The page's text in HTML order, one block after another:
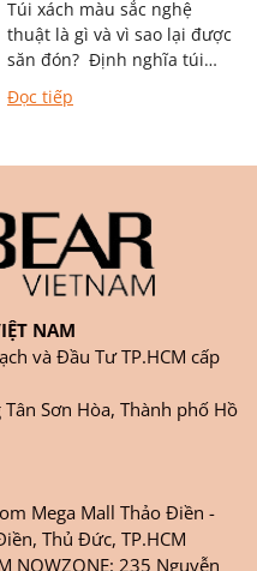
Túi xách màu sắc nghệ
thuật là gì và vì sao lại được
săn đón? Định nghĩa túi
xách mang phong cách
nghệ thuật Khác với túi
Đọc tiếp
NAM
và Đầu Tư TP.HCM cấp
Sơn Hòa, Thành phố Hồ
Mega Mall Thảo Điền -
Thủ Đức, TP.HCM
NOWZONE: 235 Nguyễn